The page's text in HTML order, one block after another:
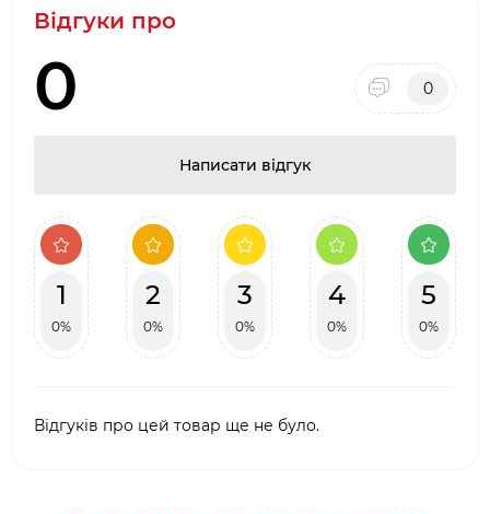
зручне та безпечне поводження з гарячими
Відгуки про
0 0
Написати відгук
1
0%
2
0%
3
0%
4
0%
5
0%
Відгуків про цей товар ще не було.